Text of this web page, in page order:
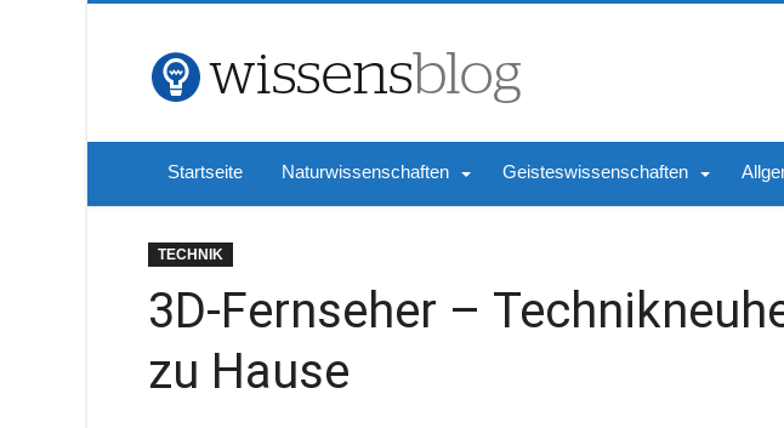
Startseite Naturwissenschaften Geisteswissenschaften
TECHNIK
3D-Fernseher –
zu Hause